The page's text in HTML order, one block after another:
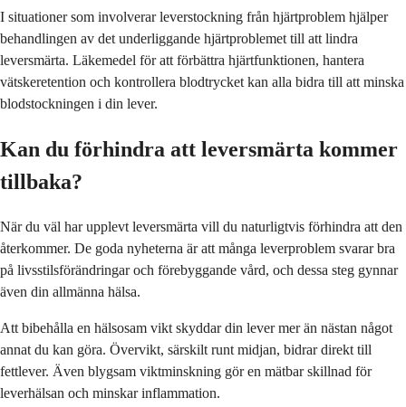
I situationer som involverar leverstockning från hjärtproblem hjälper
behandlingen av det underliggande hjärtproblemet till att lindra
leversmärta. Läkemedel för att förbättra hjärtfunktionen, hantera
vätskeretention och kontrollera blodtrycket kan alla bidra till att minska
blodstockningen i din lever.
Kan du förhindra att leversmärta kommer
tillbaka?
När du väl har upplevt leversmärta vill du naturligtvis förhindra att den
återkommer. De goda nyheterna är att många leverproblem svarar bra
på livsstilsförändringar och förebyggande vård, och dessa steg gynnar
även din allmänna hälsa.
Att bibehålla en hälsosam vikt skyddar din lever mer än nästan något
annat du kan göra. Övervikt, särskilt runt midjan, bidrar direkt till
fettlever. Även blygsam viktminskning gör en mätbar skillnad för
leverhälsan och minskar inflammation.